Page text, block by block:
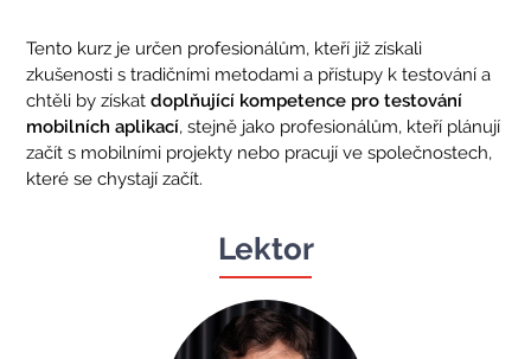
Tento kurz je určen profesionálům, kteří již získali
zkušenosti s tradičními metodami a přístupy k testování a
chtěli by získatdoplňující kompetence pro testování
mobilních aplikací, stejně jako profesionálům, kteří plánují
začít s mobilními projekty nebo pracují ve společnostech,
které se chystají začít.
Lektor